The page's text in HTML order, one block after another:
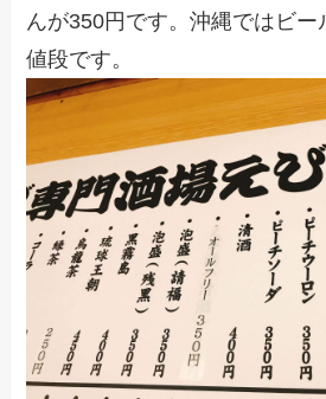
んが350円です。沖縄ではビー
値段です。